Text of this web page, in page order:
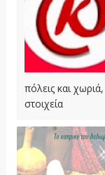
πόλεις και
στοιχεία